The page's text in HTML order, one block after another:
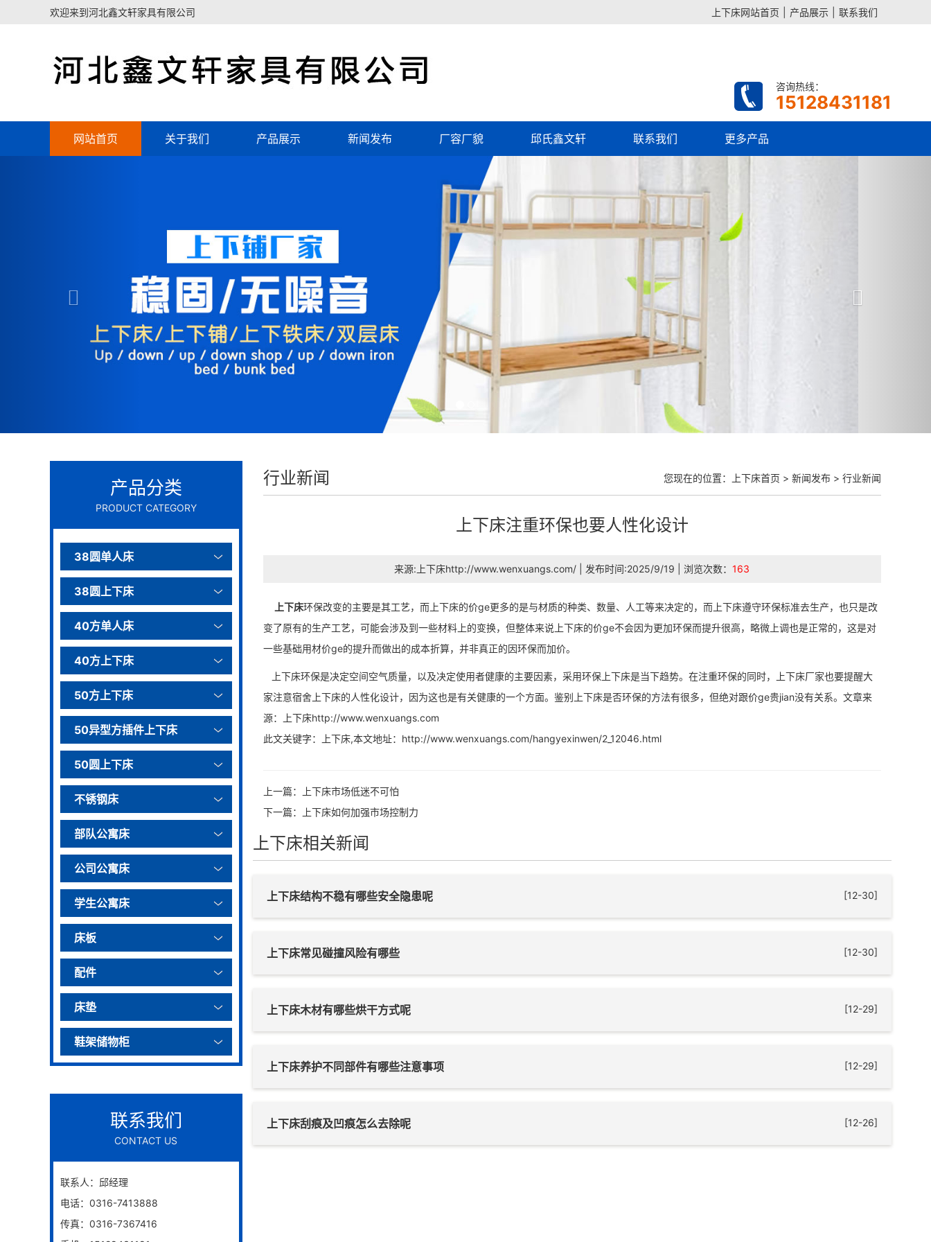
欢迎来到河北鑫文轩家具有限公司 上下床网站首页 产品展示 联系我们
咨询热线：
15128431181
网站首页 关于我们 产品展示 新闻发布 厂容厂貌 邱氏鑫文轩 联系我们 更多产品
产品分类
PRODUCT CATEGORY
38圆单人床
38圆上下床
40方单人床
40方上下床
50方上下床
50异型方插件上下床
50圆上下床
不锈钢床
部队公寓床
公司公寓床
学生公寓床
床板
配件
床垫
鞋架储物柜
联系我们
CONTACT US
联系人：邱经理
电话：0316-7413888
传真：0316-7367416
行业新闻 您现在的位置： 上下床首页 > 新闻发布 > 行业新闻
上下床注重环保也要人性化设计
来源:上下床http://www.wenxuangs.com/ | 发布时间:2025/9/19 | 浏览次数：163
上下床环保改变的主要是其工艺，而上下床的价ge更多的是与材质的种类、数量、人工等来决定的，而上下床遵守环保标准去生产，也只是改
变了原有的生产工艺，可能会涉及到一些材料上的变换，但整体来说上下床的价ge不会因为更加环保而提升很高，略微上调也是正常的，这是对
一些基础用材价ge的提升而做出的成本折算，并非真正的因环保而加价。
上下床环保是决定空间空气质量，以及决定使用者健康的主要因素，采用环保上下床是当下趋势。在注重环保的同时，上下床厂家也要提醒大
家注意宿舍上下床的人性化设计，因为这也是有关健康的一个方面。鉴别上下床是否环保的方法有很多，但绝对跟价ge贵jian没有关系。文章来
源：上下床http://www.wenxuangs.com
此文关键字：上下床,本文地址： http://www.wenxuangs.com/hangyexinwen/2_12046.html
上一篇：
上下床市场低迷不可怕
下一篇：
上下床如何加强市场控制力
上下床相关新闻
上下床结构不稳有哪些安全隐患呢 [12-30]
上下床常见碰撞风险有哪些 [12-30]
上下床木材有哪些烘干方式呢 [12-29]
上下床养护不同部件有哪些注意事项 [12-29]
上下床刮痕及凹痕怎么去除呢 [12-26]